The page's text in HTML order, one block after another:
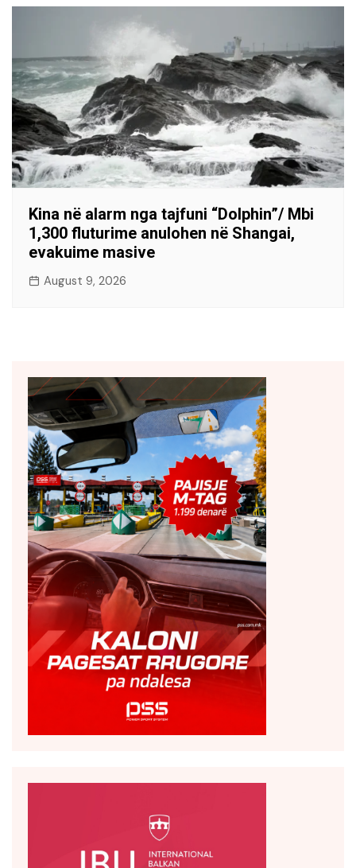
Kina në alarm nga tajfuni “Dolphin”/ Mbi
1,300 fluturime anulohen në Shangai,
evakuime masive
August 9, 2026